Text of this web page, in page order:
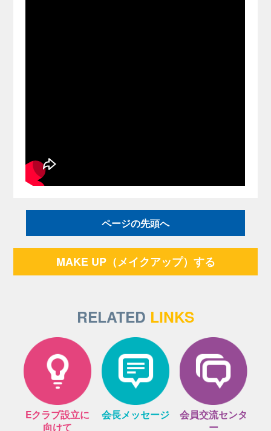
ページの先頭へ
MAKE UP（メイクアップ）する
RELATED LINKS
Eクラブ設立に
向けて
会長メッセージ
会員交流センタ
ー